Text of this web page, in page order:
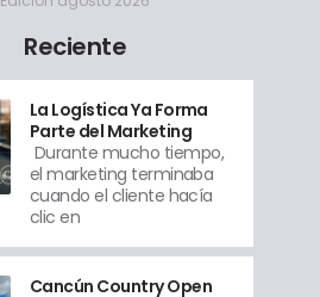
Reciente
La Logística Ya Forma
Parte del Marketing
Durante mucho tiempo,
el marketing terminaba
cuando el cliente hacía
clic en
Cancún Country Open